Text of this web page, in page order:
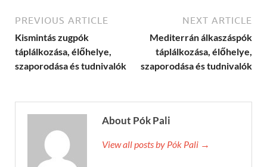
PREVIOUS ARTICLE
Kismintás zugpók
táplálkozása, élőhelye,
szaporodása és tudnivalók
NEXT ARTICLE
Mediterrán álkaszáspók
táplálkozása, élőhelye,
szaporodása és tudnivalók
About Pók Pali
View all posts by Pók Pali →